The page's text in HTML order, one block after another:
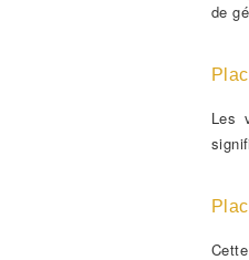
de
Les